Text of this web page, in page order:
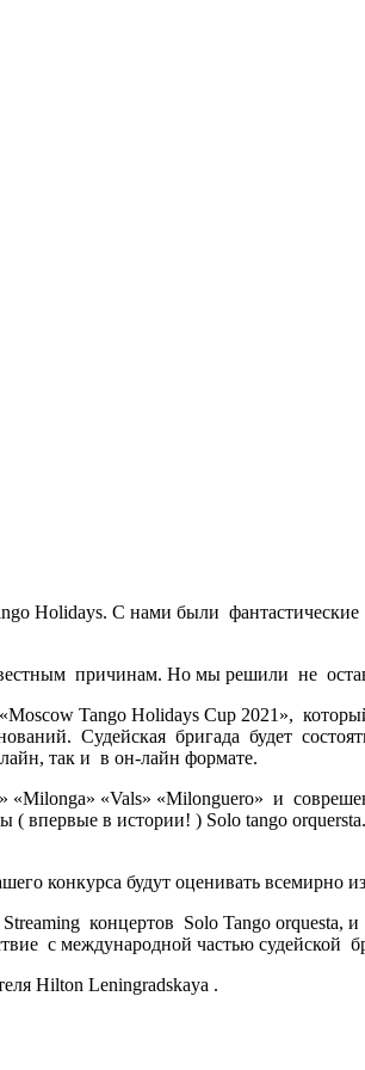
Holidays. C нами были
причинам. Но мы решили не
Tango Holidays Cup 2021»,
Cудейская бригада будет
так и в он-лайн формате.
«Vals» «Milonguero» и
впервые в истории! ) Solo tango
конкурса будут оценивать всемирно
концертов Solo Tango
с международной частью судейской
Hilton Leningradskaya .